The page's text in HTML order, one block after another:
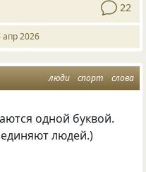
22
апр 2026
люди спорт слова
одной буквой.
людей.)